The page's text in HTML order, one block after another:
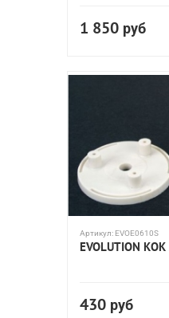
1 850 руб
Артикул: EVOE0610S
EVOLUTION
430 руб